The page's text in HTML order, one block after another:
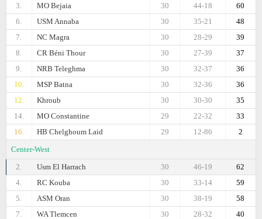
3.
MO Bejaia 60
44-18
30
6.
USM Annaba 48
35-21
30
7.
NC Magra 39
28-29
30
8.
CR Béni Thour 37
27-39
30
9.
NRB Teleghma 36
32-37
30
10.
MSP Batna 36
32-36
30
12.
Khroub 35
30-30
30
14.
MO Constantine 33
22-32
29
16.
HB Chelghoum Laid 2
12-86
29
Center-West
2.
Usm El Harrach 62
46-19
30
4.
RC Kouba 59
33-14
30
5.
ASM Oran 58
38-19
30
7.
WA Tlemcen 40
28-32
30